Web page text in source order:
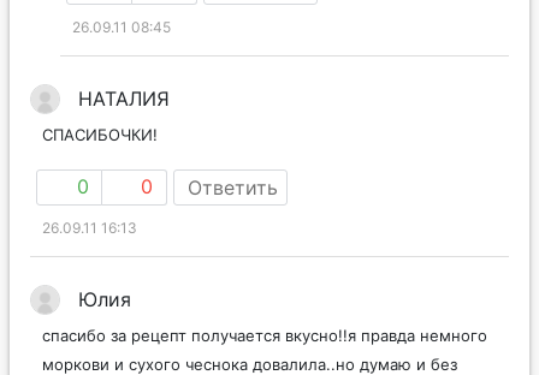
26.09.11 08:45
НАТАЛИЯ
СПАСИБОЧКИ!
0 0 Ответить
26.09.11 16:13
Юлия
спасибо за рецепт получается вкусно!!я правда немного
моркови и сухого чеснока довалила..но думаю и без